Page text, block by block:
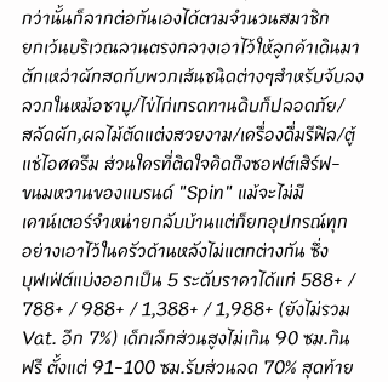
กว่านั้นก็ลากต่อกันเองได้ตามจำนวนสมาชิก
ยกเว้นบริเวณลานตรงกลางเอาไว้ให้ลูกค้าเดินมา
ตักเหล่าผักสดกับพวกเส้นชนิดต่างๆสำหรับจับลง
ลวกในหม้อชาบู/ไข่ไก่เกรดทานดิบก็ปลอดภัย/
สลัดผัก,ผลไม้ตัดแต่งสวยงาม/เครื่องดื่มรีฟิล/ตู้
แช่ไอศครีม ส่วนใครที่ติดใจคิดถึงซอฟต์เสิร์ฟ-
ขนมหวานของแบรนด์ "Spin" แม้จะไม่มี
เคาน์เตอร์จำหน่ายกลับบ้านแต่ก็ยกอุปกรณ์ทุก
อย่างเอาไว้ในครัวด้านหลังไม่แตกต่างกัน ซึ่ง
บุฟเฟ่ต์แบ่งออกเป็น 5 ระดับราคาได้แก่ 588+ /
788+ / 988+ / 1,388+ / 1,988+ (ยังไม่รวม
Vat. อีก 7%) เด็กเล็กส่วนสูงไม่เกิน 90 ซม.กิน
ฟรี ตั้งแต่ 91-100 ซม.รับส่วนลด 70% สุดท้าย